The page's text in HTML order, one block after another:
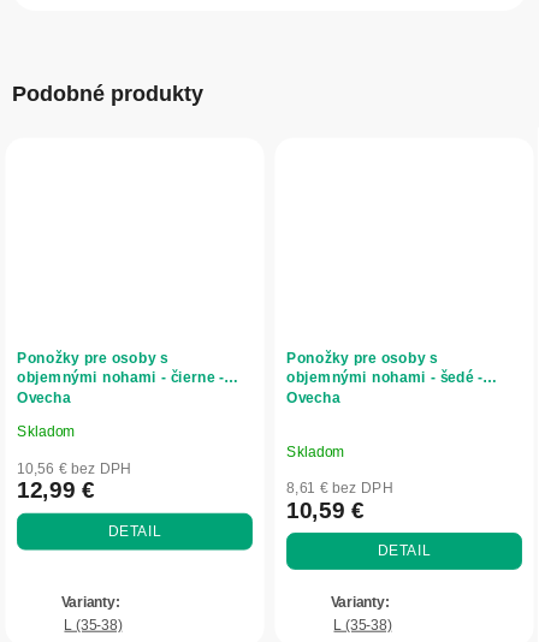
Podobné produkty
Ponožky pre osoby s
objemnými nohami - čierne -
Ovecha
Priemerné
hodnotenie
produktu
je
5,0
hviezdičiek.
Skladom
10,56 € bez DPH
12,99 €
DETAIL
L (35-38)
Ponožky pre osoby s
objemnými nohami - šedé -
Ovecha
Skladom
8,61 € bez DPH
10,59 €
DETAIL
L (35-38)